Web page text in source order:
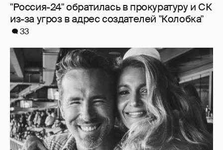
Блейк Лайвли и Райан Рейнольдс
посетили футбольный матч
6